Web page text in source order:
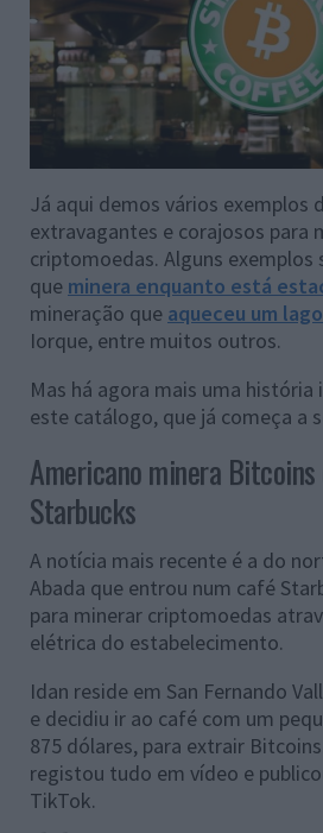
Já aqui demos vários exemplos
extravagantes e corajosos para
criptomoedas. Alguns exemplos
que minera enquanto está
mineração que aqueceu um
Iorque, entre muitos outros.
Mas há agora mais uma
este catálogo, que já começa a
Americano minera
Starbucks
A notícia mais recente é a do
Abada que entrou num café
para minerar criptomoedas
elétrica do estabelecimento.
Idan reside em San Fernando
e decidiu ir ao café com um
875 dólares, para extrair
registou tudo em vídeo e
TikTok.